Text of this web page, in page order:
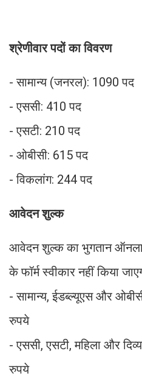
श्रेणीवार पदों का विवरण
- सामान्य (जनरल): 1090 पद
- एससी: 410 पद
- एसटी: 210 पद
- ओबीसी: 615 पद
- विकलांग: 244 पद
आवेदन शुल्क
आवेदन शुल्क का भुगतान
के फॉर्म स्वीकार नहीं किया
- सामान्य, ईडब्ल्यूएस और
रुपये
- एससी, एसटी, महिला और
रुपये